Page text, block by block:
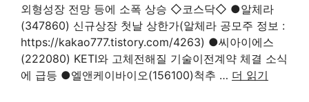
외형성장 전망 등에 소폭 상승 ◇코스닥◇ ●알체라
(347860) 신규상장 첫날 상한가(알체라 공모주 정보 :
https://kakao777.tistory.com/4263) ●씨아이에스
(222080) KETI와 고체전해질 기술이전계약 체결 소식
에 급등 ●엘앤케이바이오(156100)척추 … 더 읽기